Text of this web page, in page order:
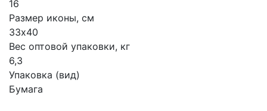
16
Размер иконы, см
33х40
Вес оптовой упаковки, кг
6,3
Упаковка (вид)
Бумага